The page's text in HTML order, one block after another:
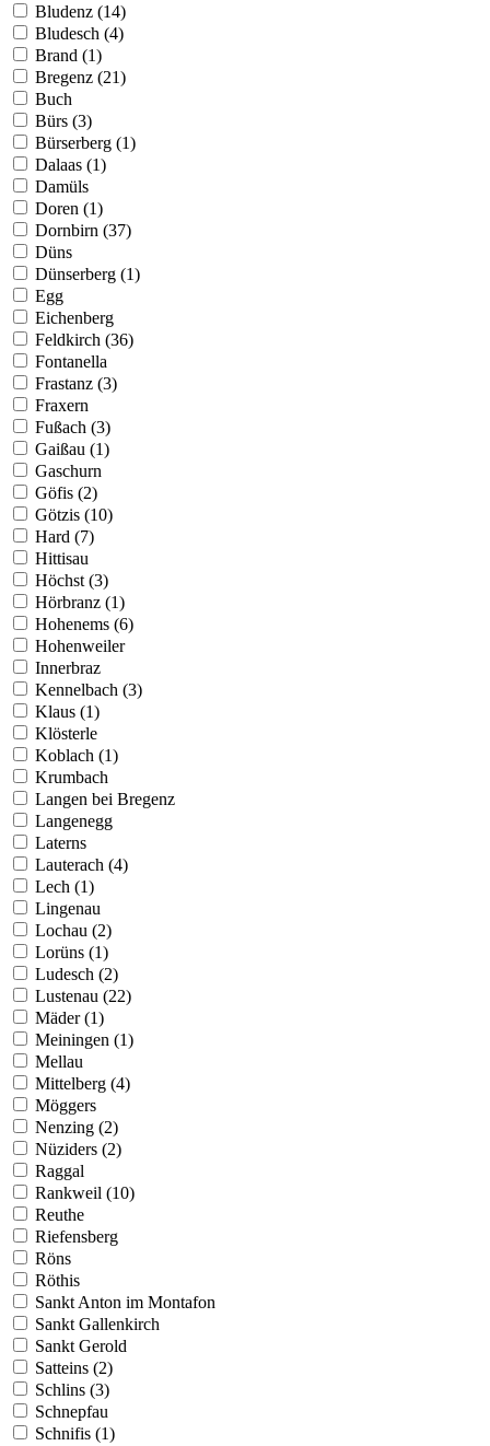
Bludenz (14)
Bludesch (4)
Brand (1)
Bregenz (21)
Buch
Bürs (3)
Bürserberg (1)
Dalaas (1)
Damüls
Doren (1)
Dornbirn (37)
Düns
Dünserberg (1)
Egg
Eichenberg
Feldkirch (36)
Fontanella
Frastanz (3)
Fraxern
Fußach (3)
Gaißau (1)
Gaschurn
Göfis (2)
Götzis (10)
Hard (7)
Hittisau
Höchst (3)
Hörbranz (1)
Hohenems (6)
Hohenweiler
Innerbraz
Kennelbach (3)
Klaus (1)
Klösterle
Koblach (1)
Krumbach
Langen bei Bregenz
Langenegg
Laterns
Lauterach (4)
Lech (1)
Lingenau
Lochau (2)
Lorüns (1)
Ludesch (2)
Lustenau (22)
Mäder (1)
Meiningen (1)
Mellau
Mittelberg (4)
Möggers
Nenzing (2)
Nüziders (2)
Raggal
Rankweil (10)
Reuthe
Riefensberg
Röns
Röthis
Sankt Anton im Montafon
Sankt Gallenkirch
Sankt Gerold
Satteins (2)
Schlins (3)
Schnepfau
Schnifis (1)